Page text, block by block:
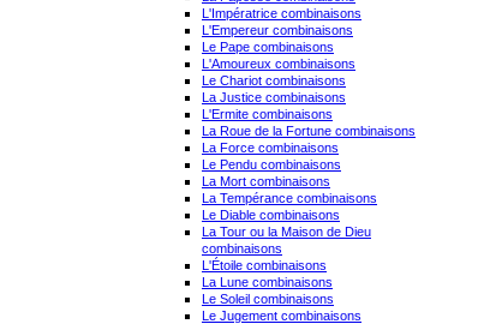
L'Impératrice combinaisons
L'Empereur combinaisons
Le Pape combinaisons
L'Amoureux combinaisons
Le Chariot combinaisons
La Justice combinaisons
L'Ermite combinaisons
La Roue de la Fortune combinaisons
La Force combinaisons
Le Pendu combinaisons
La Mort combinaisons
La Tempérance combinaisons
Le Diable combinaisons
La Tour ou la Maison de Dieu
combinaisons
L'Étoile combinaisons
La Lune combinaisons
Le Soleil combinaisons
Le Jugement combinaisons